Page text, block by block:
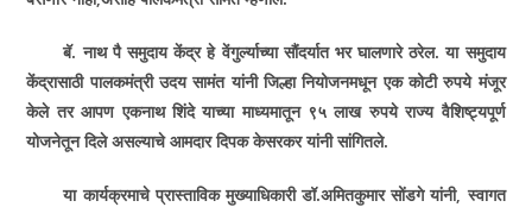
बॅ. नाथ पै समुदाय केंद्र हे वेंगुर्ल्याच्या सौंदर्यात भर घालणारे ठरेल. या समुदाय
केंद्रासाठी पालकमंत्री उदय सामंत यांनी जिल्हा नियोजनमधून एक कोटी रुपये मंजूर
केले तर आपण एकनाथ शिंदे याच्या माध्यमातून ९५ लाख रुपये राज्य वैशिष्ट्यपूर्ण
योजनेतून दिले असल्याचे आमदार दिपक केसरकर यांनी सांगितले.
या कार्यक्रमाचे प्रास्ताविक मुख्याधिकारी डॉ.अमितकुमार सोंडगे यांनी,स्वागत